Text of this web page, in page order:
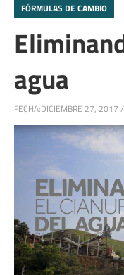
FÓRMULAS DE CAMBIO
agua
FECHA:DICIEMBRE 27, 2017 /